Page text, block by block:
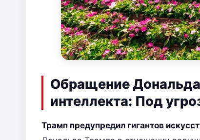
Обращение Дональда
интеллекта: Под
Трамп предупредил гигантов